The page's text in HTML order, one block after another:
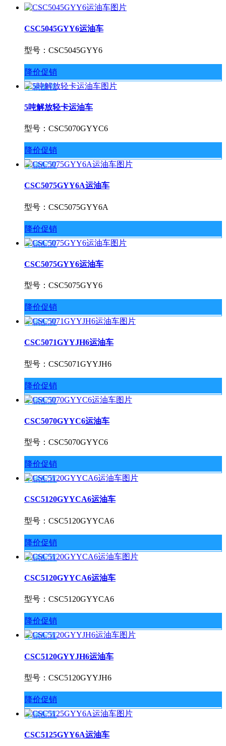
CSC5045GYY6运油车
型号：CSC5045GYY6
降价促销
车辆配置
5吨解放轻卡运油车
型号：CSC5070GYYC6
降价促销
车辆配置
CSC5075GYY6A运油车
型号：CSC5075GYY6A
降价促销
车辆配置
CSC5075GYY6运油车
型号：CSC5075GYY6
降价促销
车辆配置
CSC5071GYYJH6运油车
型号：CSC5071GYYJH6
降价促销
车辆配置
CSC5070GYYC6运油车
型号：CSC5070GYYC6
降价促销
车辆配置
CSC5120GYYCA6运油车
型号：CSC5120GYYCA6
降价促销
车辆配置
CSC5120GYYCA6运油车
型号：CSC5120GYYCA6
降价促销
车辆配置
CSC5120GYYJH6运油车
型号：CSC5120GYYJH6
降价促销
车辆配置
CSC5125GYY6A运油车